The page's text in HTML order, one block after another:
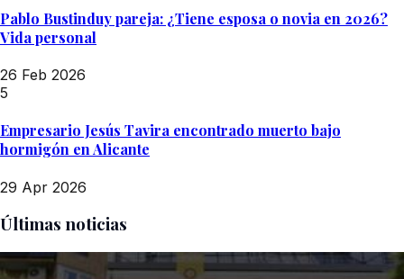
Pablo Bustinduy pareja: ¿Tiene esposa o novia en 2026?
Vida personal
26 Feb 2026
5
Empresario Jesús Tavira encontrado muerto bajo
hormigón en Alicante
29 Apr 2026
Últimas noticias